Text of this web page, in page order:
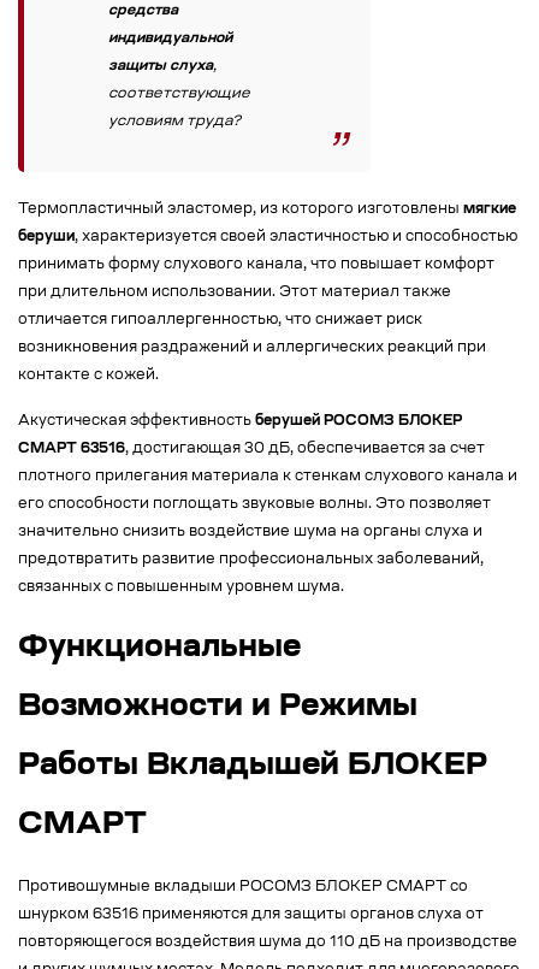
средства
индивидуальной
защиты слуха,
соответствующие
условиям труда?
Термопластичный эластомер, из которого изготовлены мягкие
беруши, характеризуется своей эластичностью и способностью
принимать форму слухового канала, что повышает комфорт
при длительном использовании. Этот материал также
отличается гипоаллергенностью, что снижает риск
возникновения раздражений и аллергических реакций при
контакте с кожей.
Акустическая эффективность берушей РОСОМЗ БЛОКЕР
СМАРТ 63516, достигающая 30 дБ, обеспечивается за счет
плотного прилегания материала к стенкам слухового канала и
его способности поглощать звуковые волны. Это позволяет
значительно снизить воздействие шума на органы слуха и
предотвратить развитие профессиональных заболеваний,
связанных с повышенным уровнем шума.
Функциональные
Возможности и Режимы
Работы Вкладышей БЛОКЕР
СМАРТ
Противошумные вкладыши РОСОМЗ БЛОКЕР СМАРТ со
шнурком 63516 применяются для защиты органов слуха от
повторяющегося воздействия шума до 110 дБ на производстве